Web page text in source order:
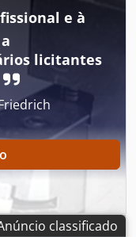
informações. =
Uo Tewa -
e à
licitantes
classificado